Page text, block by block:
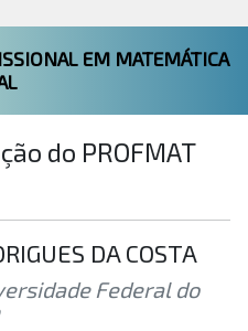
EM MATEMÁTICA
do PROFMAT
DA COSTA
Federal do